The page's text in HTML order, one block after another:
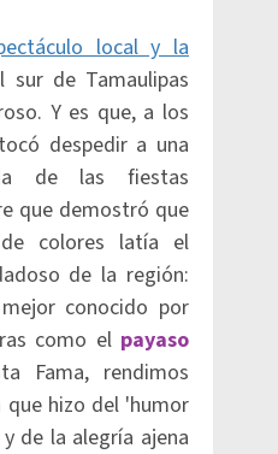
local y la
de Tamaulipas
Y es que, a los
despedir a una
de las fiestas
que demostró que
colores latía el
de la región:
conocido por
como el payaso
Fama, rendimos
hizo del 'humor
de la alegría ajena